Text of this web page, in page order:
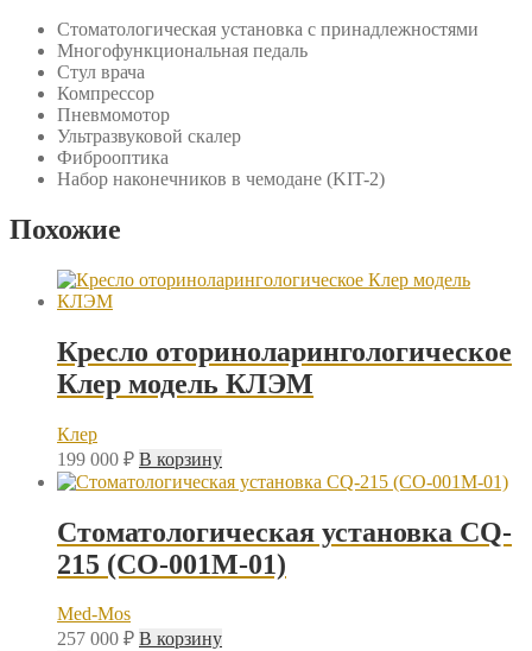
Стоматологическая установка с принадлежностями
Многофункциональная педаль
Стул врача
Компрессор
Пневмомотор
Ультразвуковой скалер
Фиброоптика
Набор наконечников в чемодане (KIT-2)
Похожие
Кресло оториноларингологическое
Клер модель КЛЭМ
Клер
199 000 ₽ В корзину
Стоматологическая установка CQ-
215 (СО-001М-01)
Med-Mos
257 000 ₽ В корзину